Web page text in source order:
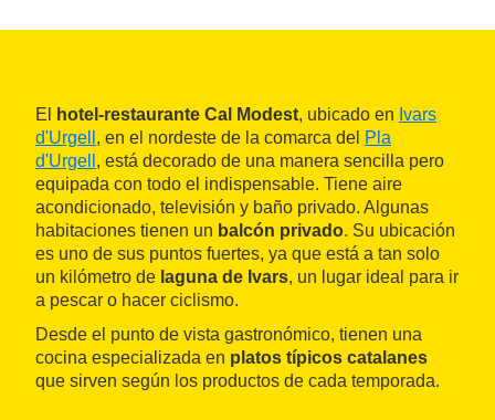
El hotel-restaurante Cal Modest, ubicado en Ivars
d'Urgell , en el nordeste de la comarca del Pla
d'Urgell , está decorado de una manera sencilla pero
equipada con todo el indispensable. Tiene aire
acondicionado, televisión y baño privado. Algunas
habitaciones tienen un balcón privado. Su ubicación
es uno de sus puntos fuertes, ya que está a tan solo
un kilómetro de laguna de Ivars, un lugar ideal para ir
a pescar o hacer ciclismo.
Desde el punto de vista gastronómico, tienen una
cocina especializada en platos típicos catalanes
que sirven según los productos de cada temporada.